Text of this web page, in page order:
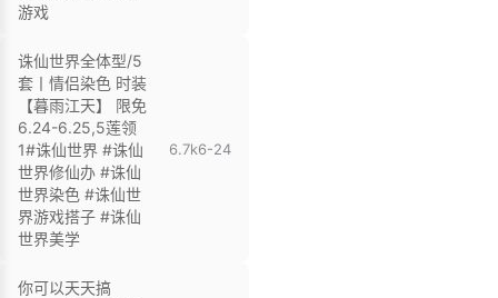
游戏
诛仙世界全体型/5
套丨情侣染色 时装
【暮雨江天】 限免
6.24-6.25,5莲领
1#诛仙世界 #诛仙
世界修仙办 #诛仙
世界染色 #诛仙世
界游戏搭子 #诛仙
世界美学
6.7k6-24
你可以天天搞